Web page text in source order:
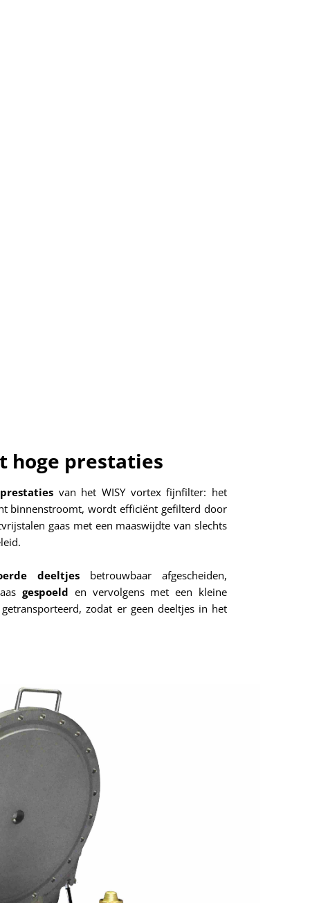
prestaties
van het WISY vortex fijnfilter: het
binnenstroomt, wordt efficiëntgefilterd door
gaas met een maaswijdte van slechts
.
deeltjes betrouwbaar afgescheiden,
gespoeld en vervolgens met een kleine
zodat er geen deeltjes in het